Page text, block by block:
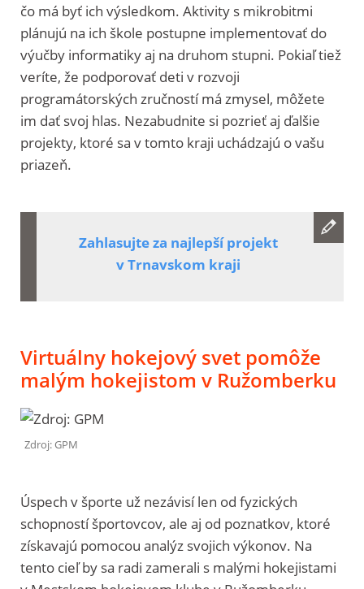
čo má byť ich výsledkom. Aktivity s mikrobitmi
plánujú na ich škole postupne implementovať do
výučby informatiky aj na druhom stupni. Pokiaľ tiež
veríte, že podporovať deti v rozvoji
programátorských zručností má zmysel, môžete
im dať svoj hlas. Nezabudnite si pozrieť aj ďalšie
projekty, ktoré sa v tomto kraji uchádzajú o vašu
priazeň.
Zahlasujte za najlepší projekt
v Trnavskom kraji
Virtuálny hokejový svet pomôže
malým hokejistom v Ružomberku
Zdroj: GPM
Úspech v športe už nezávisí len od fyzických
schopností športovcov, ale aj od poznatkov, ktoré
získavajú pomocou analýz svojich výkonov. Na
tento cieľ by sa radi zamerali s malými hokejistami